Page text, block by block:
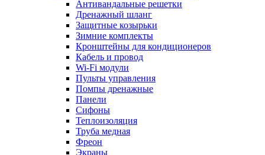
Антивандальные решетки
Дренажный шланг
Защитные козырьки
Зимние комплекты
Кронштейны для кондиционеров
Кабель и провод
Wi-Fi модули
Пульты управления
Помпы дренажные
Панели
Сифоны
Теплоизоляция
Труба медная
Фреон
Экраны